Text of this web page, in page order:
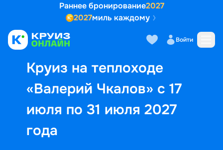
Раннее бронирование2027
2027миль каждому
Войти
Круиз на теплоходе
«Валерий Чкалов» с 17
июля по 31 июля 2027
года
Выбор кают Маршрут и